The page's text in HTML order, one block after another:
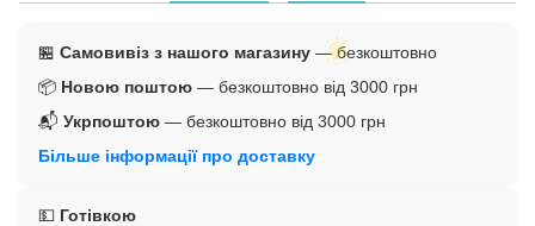
🏪 Самовивіз з нашого магазину — безкоштовно
📦 Новою поштою — безкоштовно від 3000 грн
📬 Укрпоштою — безкоштовно від 3000 грн
Більше інформації про доставку
💵 Готівкою